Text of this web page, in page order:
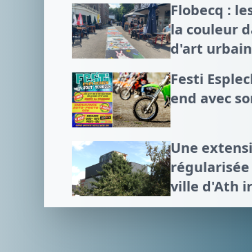
Flobecq :
la couleur
d'art urbain
Festi
end avec
Une
ville d'Ath